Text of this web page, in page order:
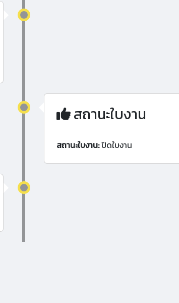
สถานะใบงาน
สถานะใบงาน:ปิดใบงาน